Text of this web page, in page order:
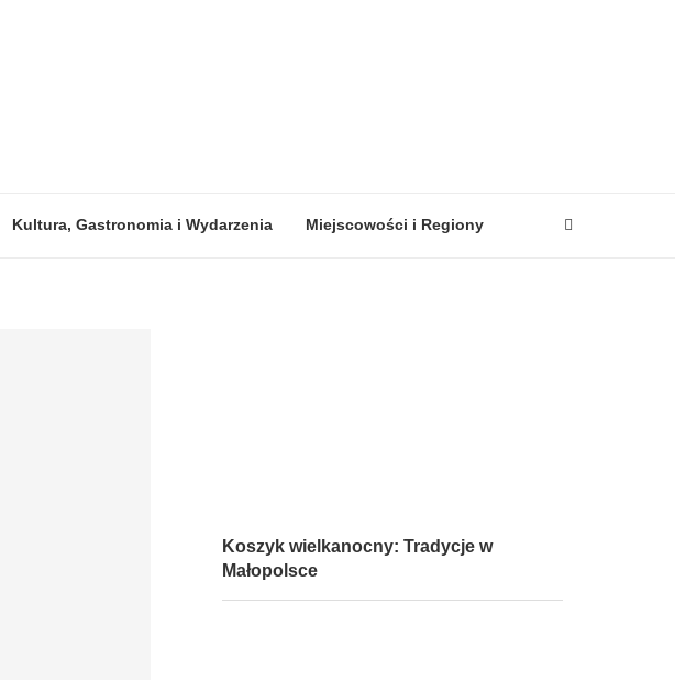
Kultura, Gastronomia i Wydarzenia Miejscowości i Regiony
Koszyk wielkanocny: Tradycje w
Małopolsce